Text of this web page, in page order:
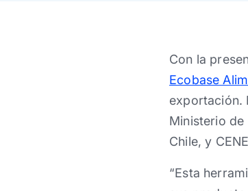
Con la
Ecobase
exportación.
Ministerio de
Chile, y
“Esta